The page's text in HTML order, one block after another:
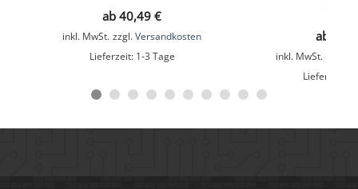
Schutzklasse (IP)
ab 40,49 €
inkl. MwSt. zzgl. Versandkosten
Lieferzeit: 1-3 Tage
ab
inkl. MwSt.
Lieferzeit: